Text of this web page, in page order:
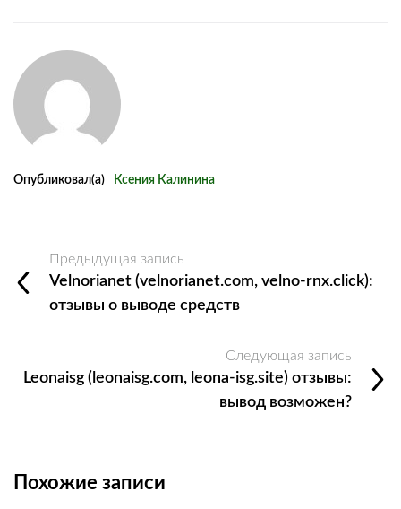
Опубликовал(а) Ксения Калинина
Предыдущая запись
Velnorianet (velnorianet.com, velno-rnx.click):
отзывы о выводе средств
Следующая запись
Leonaisg (leonaisg.com, leona-isg.site) отзывы:
вывод возможен?
Похожие записи